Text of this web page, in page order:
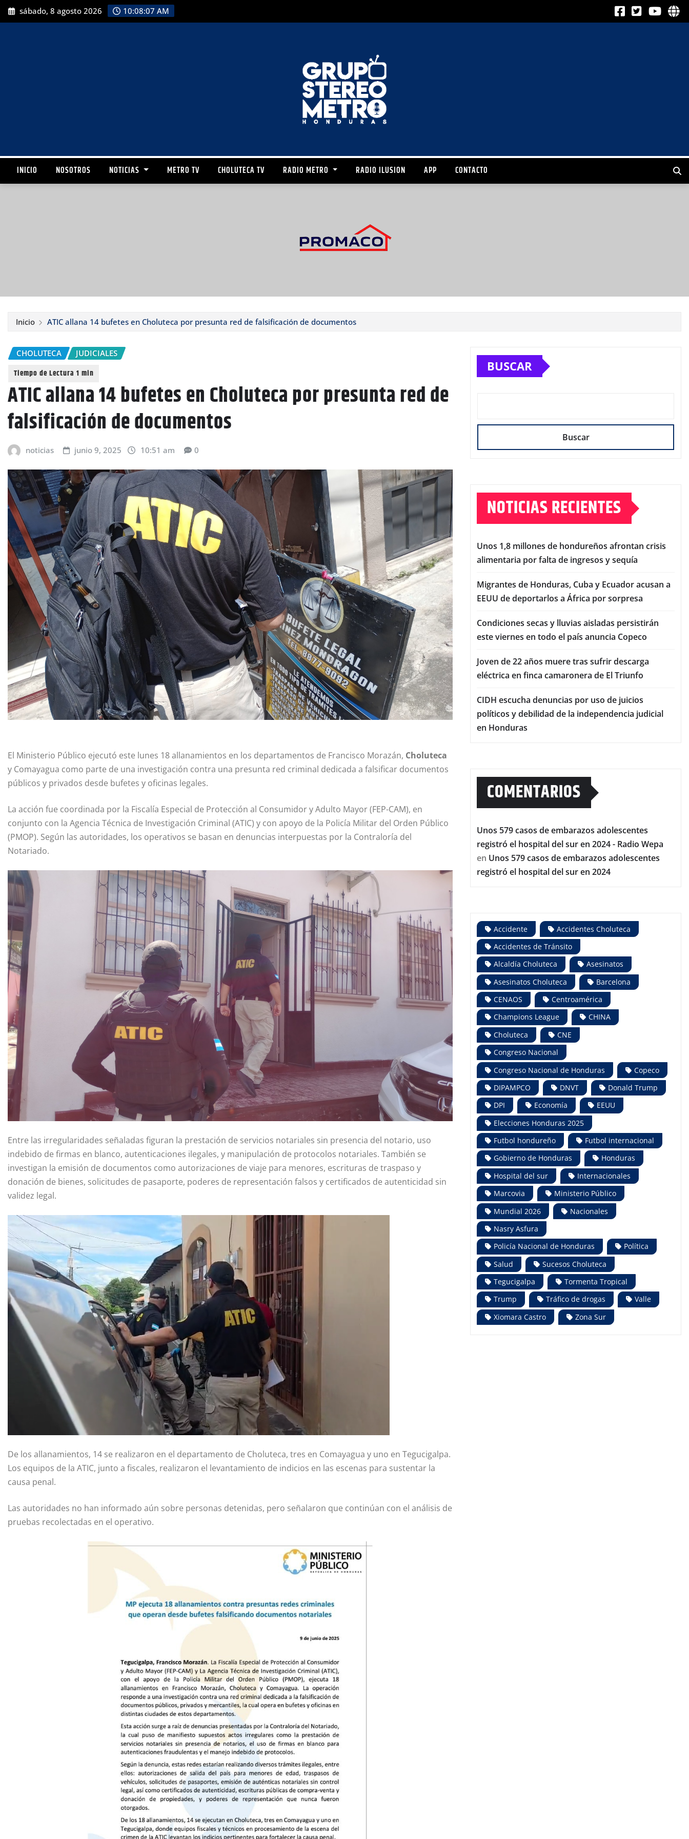
sábado, 8 agosto 2026 10:08:09 AM
INICIO NOSOTROS NOTICIAS METRO TV CHOLUTECA TV RADIO METRO RADIO ILUSION APP CONTACTO
Inicio ATIC allana 14 bufetes en Choluteca por presunta red de falsificación de documentos
CHOLUTECA JUDICIALES
ATIC allana 14 bufetes en Choluteca por presunta red de
falsificación de documentos
noticias junio 9, 2025 10:51 am 0
El Ministerio Público ejecutó este lunes 18 allanamientos en los departamentos de Francisco Morazán, Choluteca
y Comayagua como parte de una investigación contra una presunta red criminal dedicada a falsificar documentos
públicos y privados desde bufetes y oficinas legales.
La acción fue coordinada por la Fiscalía Especial de Protección al Consumidor y Adulto Mayor (FEP-CAM), en
conjunto con la Agencia Técnica de Investigación Criminal (ATIC) y con apoyo de la Policía Militar del Orden Público
(PMOP). Según las autoridades, los operativos se basan en denuncias interpuestas por la Contraloría del
Notariado.
Entre las irregularidades señaladas figuran la prestación de servicios notariales sin presencia del notario, uso
indebido de firmas en blanco, autenticaciones ilegales, y manipulación de protocolos notariales. También se
investigan la emisión de documentos como autorizaciones de viaje para menores, escrituras de traspaso y
donación de bienes, solicitudes de pasaporte, poderes de representación falsos y certificados de autenticidad sin
validez legal.
De los allanamientos, 14 se realizaron en el departamento de Choluteca, tres en Comayagua y uno en Tegucigalpa.
Los equipos de la ATIC, junto a fiscales, realizaron el levantamiento de indicios en las escenas para sustentar la
causa penal.
Las autoridades no han informado aún sobre personas detenidas, pero señalaron que continúan con el análisis de
pruebas recolectadas en el operativo.
BUSCAR
Buscar
NOTICIAS RECIENTES
Unos 1,8 millones de hondureños afrontan crisis
alimentaria por falta de ingresos y sequía
Migrantes de Honduras, Cuba y Ecuador acusan a
EEUU de deportarlos a África por sorpresa
Condiciones secas y lluvias aisladas persistirán
este viernes en todo el país anuncia Copeco
Joven de 22 años muere tras sufrir descarga
eléctrica en finca camaronera de El Triunfo
CIDH escucha denuncias por uso de juicios
políticos y debilidad de la independencia judicial
en Honduras
COMENTARIOS
Unos 579 casos de embarazos adolescentes
registró el hospital del sur en 2024 - Radio Wepa
en Unos 579 casos de embarazos adolescentes
registró el hospital del sur en 2024
Accidente
Accidentes Choluteca
Accidentes de Tránsito
Alcaldía Choluteca
Asesinatos
Asesinatos Choluteca
Barcelona
CENAOS
Centroamérica
Champions League
CHINA
Choluteca
CNE
Congreso Nacional
Congreso Nacional de Honduras
Copeco
DIPAMPCO
DNVT
Donald Trump
DPI
Economía
EEUU
Elecciones Honduras 2025
Futbol hondureño
Futbol internacional
Gobierno de Honduras
Honduras
Hospital del sur
Internacionales
Marcovia
Ministerio Público
Mundial 2026
Nacionales
Nasry Asfura
Policía Nacional de Honduras
Política
Salud
Sucesos Choluteca
Tegucigalpa
Tormenta Tropical
Trump
Tráfico de drogas
Valle
Xiomara Castro
Zona Sur